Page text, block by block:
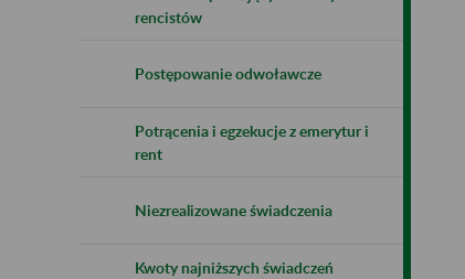
rencistów
Postępowanie odwoławcze
Potrącenia i egzekucje z emerytur i
rent
Niezrealizowane świadczenia
Kwoty najniższych świadczeń